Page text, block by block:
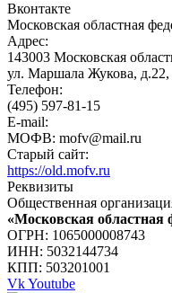
Вконтакте
Московская областная
Адрес:
143003 Московская
ул. Маршала Жукова,
Телефон:
(495) 597-81-15
E-mail:
МОФВ: mofv@mail.ru
Старый сайт:
https://old.mofv.ru
Реквизиты
Общественная
«Московская областная
ОГРН: 1065000008743
ИНН: 5032144734
КПП: 503201001
VkYoutube